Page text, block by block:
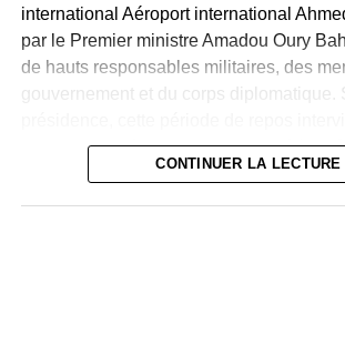
international Aéroport international
par le Premier ministre Amadou Oury
de hauts responsables militaires, des
gouvernement et du corps diplomatique.
plusieurs années d’intense activité à la
précède la poursuite des réformes
CONTINUER LA LECTURE